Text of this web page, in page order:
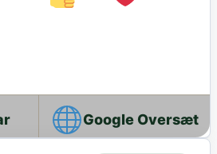
Google Oversæt